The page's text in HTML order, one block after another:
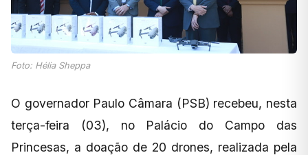
Foto: Hélia Sheppa
O governador Paulo Câmara (PSB) recebeu, nesta
terça-feira (03), no Palácio do Campo das
Princesas, a doação de 20 drones, realizada pela